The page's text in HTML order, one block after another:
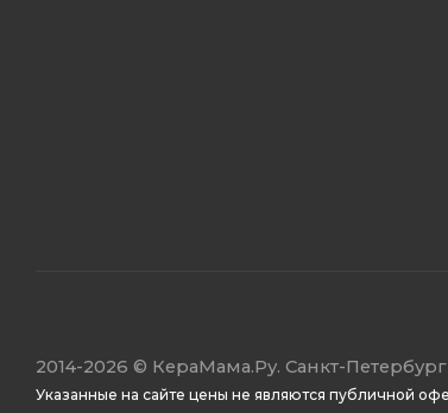
2014-2026 © КераМама.Ру. Санкт-Петербург
Указанные на сайте цены не являются публичной